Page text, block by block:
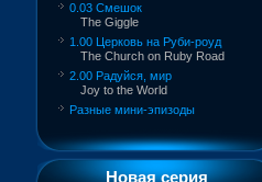
0.03 Смешок
The Giggle
1.00 Церковь на Руби-роуд
The Church on Ruby Road
2.00 Радуйся, мир
Joy to the World
Разные мини-эпизоды
Новая серия